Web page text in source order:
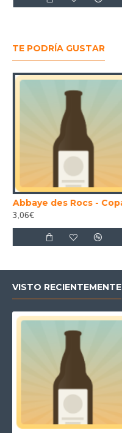
TE PODRÍA GUSTAR
3,06€
VISTO RECIENTEMENTE